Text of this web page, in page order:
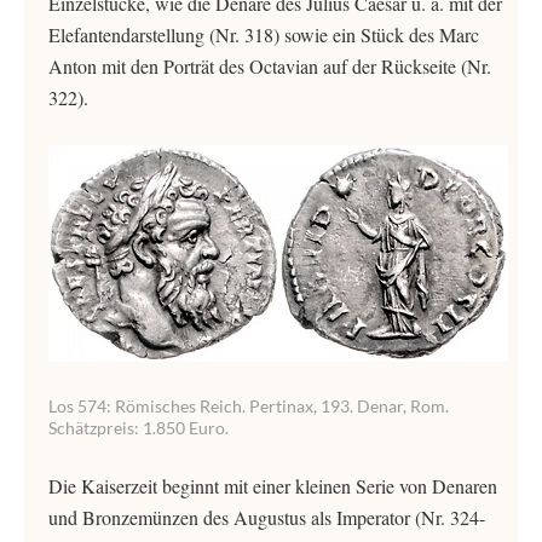
Elefantendarstellung (Nr. 318) sowie ein Stück des Marc
Anton mit den Porträt des Octavian auf der Rückseite (Nr.
322).
Los 574: Römisches Reich. Pertinax, 193. Denar, Rom.
Schätzpreis: 1.850 Euro.
Die Kaiserzeit beginnt mit einer kleinen Serie von Denaren
und Bronzemünzen des Augustus als Imperator (Nr. 324-